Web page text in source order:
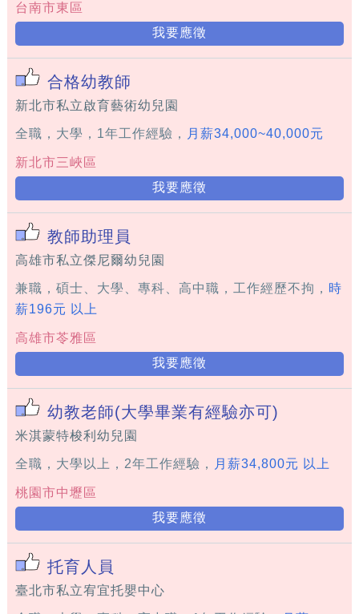
台南市東區
我要應徵
合格幼教師
新北市私立啟育藝術幼兒園
全職，大學，1年工作經驗， 月薪34,000~40,000元
新北市三峽區
我要應徵
教師助理員
高雄市私立傑尼爾幼兒園
兼職，碩士、大學、專科、高中職，工作經歷不拘， 時
薪196元 以上
高雄市苓雅區
我要應徵
幼教老師(大學畢業有經驗亦可)
米淇蒙特梭利幼兒園
全職，大學以上，2年工作經驗， 月薪34,800元 以上
桃園市中壢區
我要應徵
托育人員
臺北市私立宥宜托嬰中心